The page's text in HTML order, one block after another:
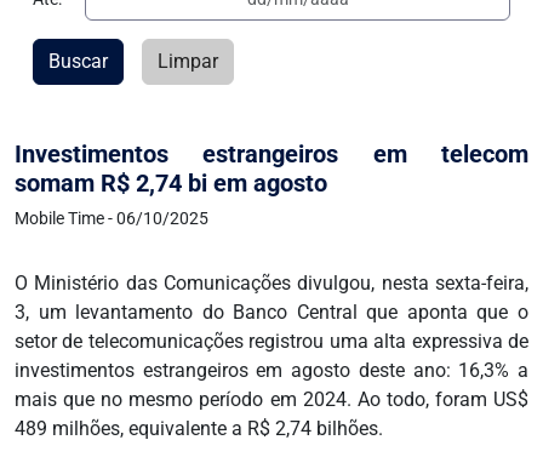
Investimentos estrangeiros em telecom
somam R$ 2,74 bi em agosto
Mobile Time - 06/10/2025
O Ministério das Comunicações divulgou, nesta sexta-feira,
3, um levantamento do Banco Central que aponta que o
setor de telecomunicações registrou uma alta expressiva de
investimentos estrangeiros em agosto deste ano: 16,3% a
mais que no mesmo período em 2024. Ao todo, foram US$
489 milhões, equivalente a R$ 2,74 bilhões.
Buscar Limpar